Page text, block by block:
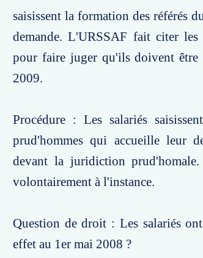
saisissent la formation des référés
demande. L'URSSAF fait citer
pour faire juger qu'ils doivent être
2009.
Procédure : Les salariés
prud'hommes qui accueille leur
devant la juridiction
volontairement à l'instance.
Question de droit : Les salariés
effet au 1er mai 2008 ?